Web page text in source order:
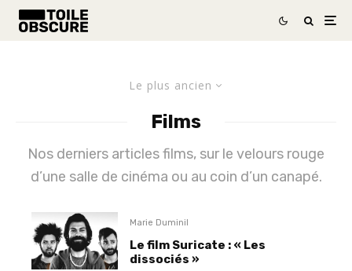
Le plus ancien
Films
Nos derniers articles films, sur le velours rouge
d’une salle de cinéma ou au coin d’un canapé.
Marie Duminil
Le film Suricate : « Les
dissociés »